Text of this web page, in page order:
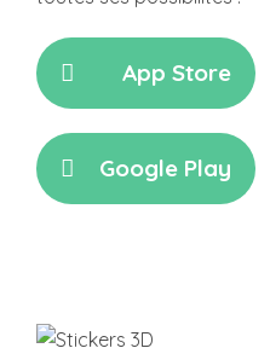
App Store
Google Play